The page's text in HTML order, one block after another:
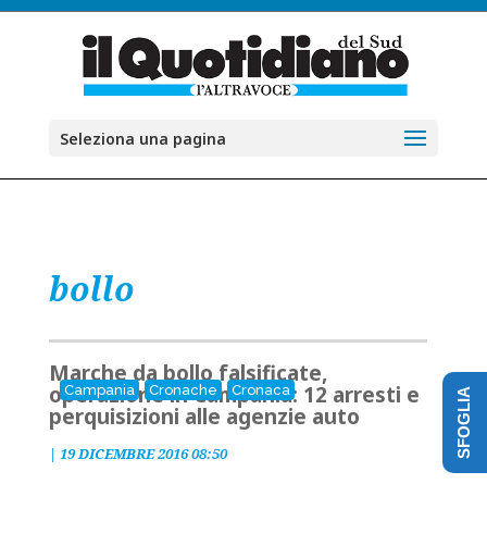
Seleziona una pagina
bollo
Campania Cronache Cronaca
Marche da bollo falsificate,
operazione in Campania: 12 arresti e
perquisizioni alle agenzie auto
| 19 DICEMBRE 2016 08:50 SFOGLIA